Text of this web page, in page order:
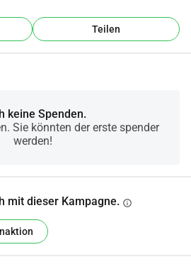
Jede Ecke ist mit unseren
und schafft eine magische
Teilen
keine Spenden.
Sie könnten der erste spender
werden!
mit dieser Kampagne. info